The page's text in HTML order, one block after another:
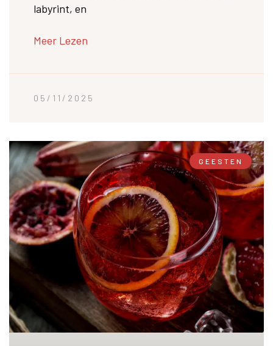
labyrint, en
Meer Lezen
05/11/2025
GEESTEN